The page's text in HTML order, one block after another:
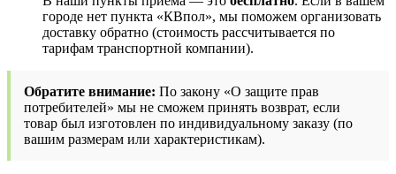
городе нет пункта «КВпол», мы поможем организовать
доставку обратно (стоимость рассчитывается по
тарифам транспортной компании).
Обратите внимание: По закону «О защите прав
потребителей» мы не сможем принять возврат, если
товар был изготовлен по индивидуальному заказу (по
вашим размерам или характеристикам).